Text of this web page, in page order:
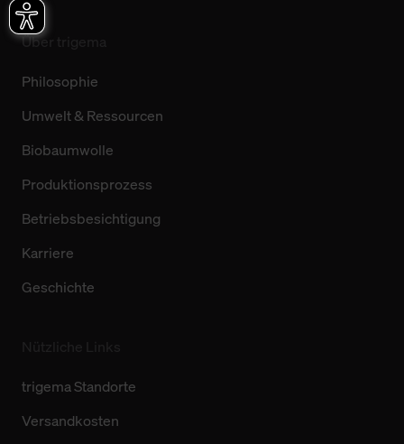
Über trigema
Philosophie
Umwelt & Ressourcen
Biobaumwolle
Produktionsprozess
Betriebsbesichtigung
Karriere
Geschichte
trigema Standorte
Versandkosten